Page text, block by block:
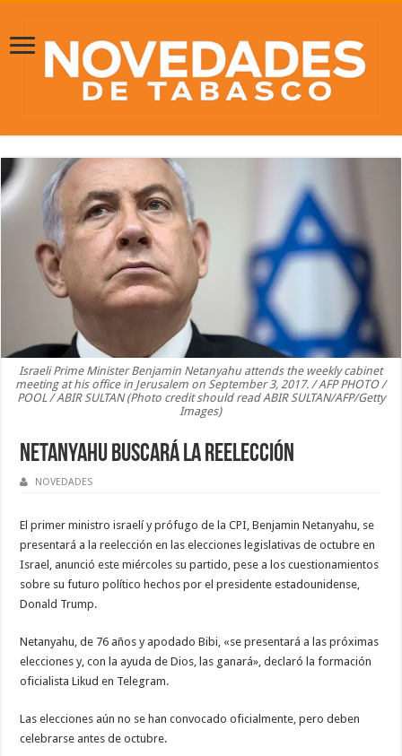
Israeli Prime Minister Benjamin Netanyahu attends the weekly cabinet
meeting at his office in Jerusalem on September 3, 2017. / AFP PHOTO /
POOL / ABIR SULTAN (Photo credit should read ABIR SULTAN/AFP/Getty
Images)
Netanyahu buscará la reelección
NOVEDADES
El primer ministro israelí y prófugo de la CPI, Benjamin Netanyahu, se
presentará a la reelección en las elecciones legislativas de octubre en
Israel, anunció este miércoles su partido, pese a los cuestionamientos
sobre su futuro político hechos por el presidente estadounidense,
Donald Trump.
Netanyahu, de 76 años y apodado Bibi, «se presentará a las próximas
elecciones y, con la ayuda de Dios, las ganará», declaró la formación
oficialista Likud en Telegram.
Las elecciones aún no se han convocado oficialmente, pero deben
celebrarse antes de octubre.